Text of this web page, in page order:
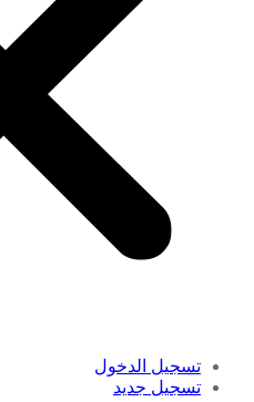
تسجيل الدخول
تسجيل جديد